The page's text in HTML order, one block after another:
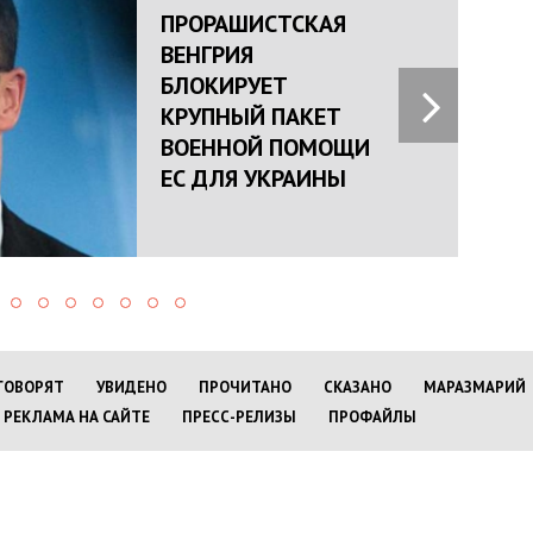
ПРОРАШИСТСКАЯ
ВЕНГРИЯ
БЛОКИРУЕТ
КРУПНЫЙ ПАКЕТ
ВОЕННОЙ ПОМОЩИ
ЕС ДЛЯ УКРАИНЫ
УВИДЕНО ПРОЧИТАНО СКАЗАНО МАРАЗМАРИЙ
РЕКЛАМА НА САЙТЕ
ПРЕСС-РЕЛИЗЫ ПРОФАЙЛЫ